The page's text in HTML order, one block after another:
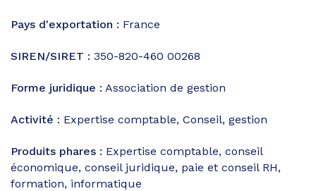
Pays d'exportation : France
SIREN/SIRET : 350-820-460 00268
Forme juridique : Association de gestion
Activité : Expertise comptable, Conseil, gestion
Produits phares : Expertise comptable, conseil
économique, conseil juridique, paie et conseil RH,
formation, informatique